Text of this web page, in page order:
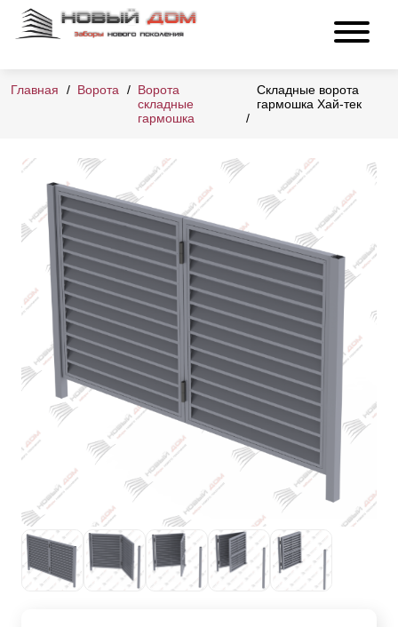
Главная Ворота
Ворота
складные
гармошка
Складные ворота
гармошка Хай-тек